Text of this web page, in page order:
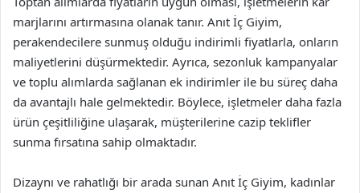
marjlarını artırmasına olanak tanır. Anıt İç Giyim,
perakendecilere sunmuş olduğu indirimli fiyatlarla, onların
maliyetlerini düşürmektedir. Ayrıca, sezonluk kampanyalar
ve toplu alımlarda sağlanan ek indirimler ile bu süreç daha
da avantajlı hale gelmektedir. Böylece, işletmeler daha fazla
ürün çeşitliliğine ulaşarak, müşterilerine cazip teklifler
sunma fırsatına sahip olmaktadır.
Dizaynı ve rahatlığı bir arada sunan Anıt İç Giyim, kadınlar